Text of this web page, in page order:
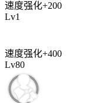
速度强化+200
Lv1
速度强化+400
Lv80